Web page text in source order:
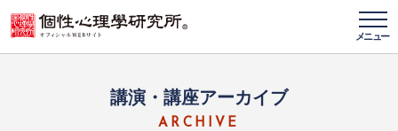
メニュー
講演・講座アーカイブ
ARCHIVE